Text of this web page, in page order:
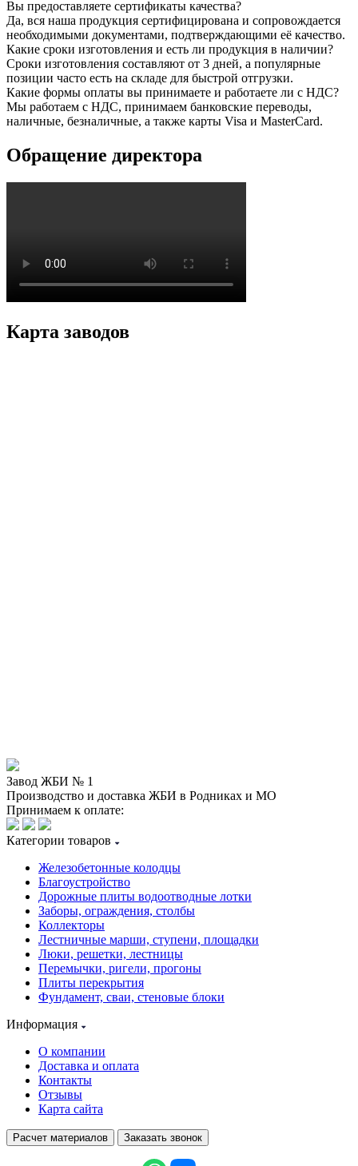
Вы предоставляете сертификаты качества?
Да, вся наша продукция сертифицирована и сопровождается
необходимыми документами, подтверждающими её качество.
Какие сроки изготовления и есть ли продукция в наличии?
Сроки изготовления составляют от 3 дней, а популярные
позиции часто есть на складе для быстрой отгрузки.
Какие формы оплаты вы принимаете и работаете ли с НДС?
Мы работаем с НДС, принимаем банковские переводы,
наличные, безналичные, а также карты Visa и MasterCard.
Обращение директора
Карта заводов
Завод ЖБИ № 1
Производство и доставка ЖБИ в Родниках и МО
Принимаем к оплате:
Категории товаров
Железобетонные колодцы
Благоустройство
Дорожные плиты водоотводные лотки
Заборы, ограждения, столбы
Коллекторы
Лестничные марши, ступени, площадки
Люки, решетки, лестницы
Перемычки, ригели, прогоны
Плиты перекрытия
Фундамент, сваи, стеновые блоки
Информация
О компании
Доставка и оплата
Контакты
Отзывы
Карта сайта
Расчет материалов Заказать звонок